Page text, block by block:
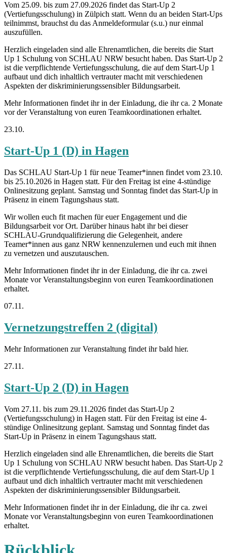
Vom 25.09. bis zum 27.09.2026 findet das Start-Up 2
(Vertiefungsschulung) in Zülpich statt. Wenn du an beiden Start-Ups
teilnimmst, brauchst du das Anmeldeformular (s.u.) nur einmal
auszufüllen.
Herzlich eingeladen sind alle Ehrenamtlichen, die bereits die Start
Up 1 Schulung von SCHLAU NRW besucht haben. Das Start-Up 2
ist die verpflichtende Vertiefungsschulung, die auf dem Start-Up 1
aufbaut und dich inhaltlich vertrauter macht mit verschiedenen
Aspekten der diskriminierungssensibler Bildungsarbeit.
Mehr Informationen findet ihr in der Einladung, die ihr ca. 2 Monate
vor der Veranstaltung von euren Teamkoordinationen erhaltet.
23.10.
Start-Up 1 (D) in Hagen
Das SCHLAU Start-Up 1 für neue Teamer*innen findet vom 23.10.
bis 25.10.2026 in Hagen statt. Für den Freitag ist eine 4-stündige
Onlinesitzung geplant. Samstag und Sonntag findet das Start-Up in
Präsenz in einem Tagungshaus statt.
Wir wollen euch fit machen für euer Engagement und die
Bildungsarbeit vor Ort. Darüber hinaus habt ihr bei dieser
SCHLAU-Grundqualifizierung die Gelegenheit, andere
Teamer*innen aus ganz NRW kennenzulernen und euch mit ihnen
zu vernetzen und auszutauschen.
Mehr Informationen findet ihr in der Einladung, die ihr ca. zwei
Monate vor Veranstaltungsbeginn von euren Teamkoordinationen
erhaltet.
07.11.
Vernetzungstreffen 2 (digital)
Mehr Informationen zur Veranstaltung findet ihr bald hier.
27.11.
Start-Up 2 (D) in Hagen
Vom 27.11. bis zum 29.11.2026 findet das Start-Up 2
(Vertiefungsschulung) in Hagen statt. Für den Freitag ist eine 4-
stündige Onlinesitzung geplant. Samstag und Sonntag findet das
Start-Up in Präsenz in einem Tagungshaus statt.
Herzlich eingeladen sind alle Ehrenamtlichen, die bereits die Start
Up 1 Schulung von SCHLAU NRW besucht haben. Das Start-Up 2
ist die verpflichtende Vertiefungsschulung, die auf dem Start-Up 1
aufbaut und dich inhaltlich vertrauter macht mit verschiedenen
Aspekten der diskriminierungssensibler Bildungsarbeit.
Mehr Informationen findet ihr in der Einladung, die ihr ca. zwei
Monate vor Veranstaltungsbeginn von euren Teamkoordinationen
erhaltet.